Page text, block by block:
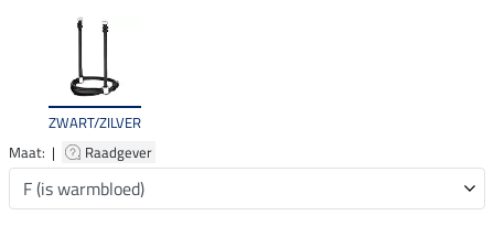
ZWART/ZILVER
Maat: |
Raadgever